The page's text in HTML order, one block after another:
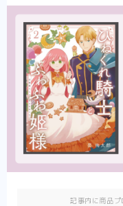
少年漫画
Helck（comic）
SPY×FAMILY
不徳のギルド
異剣戦記ヴェルン
ひねくれ騎士とふ
記事内に商品